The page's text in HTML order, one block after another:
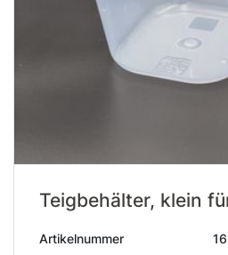
Teigbehälter, klein
Artikelnummer